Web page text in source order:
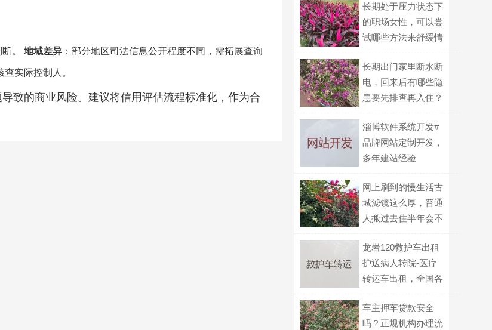
。 地域差异 ：部分地区司法信息公开程度不同，需拓展查询
实际控制人。
致的商业风险。建议将信用评估流程标准化，作为合
长期处于压力状态下
的职场女性，可以尝
试哪些方法来舒缓情
长期出门家里断水断
电，回来后有哪些隐
患要先排查再入住？
淄博软件系统开发#
品牌网站定制开发，
多年建站经验
网上刷到的慢生活古
城滤镜这么厚，普通
人搬过去住半年会不
龙岩120救护车出租
护送病人转院-医疗
转运车出租，全国各
车主押车贷款安全
吗？正规机构办理流